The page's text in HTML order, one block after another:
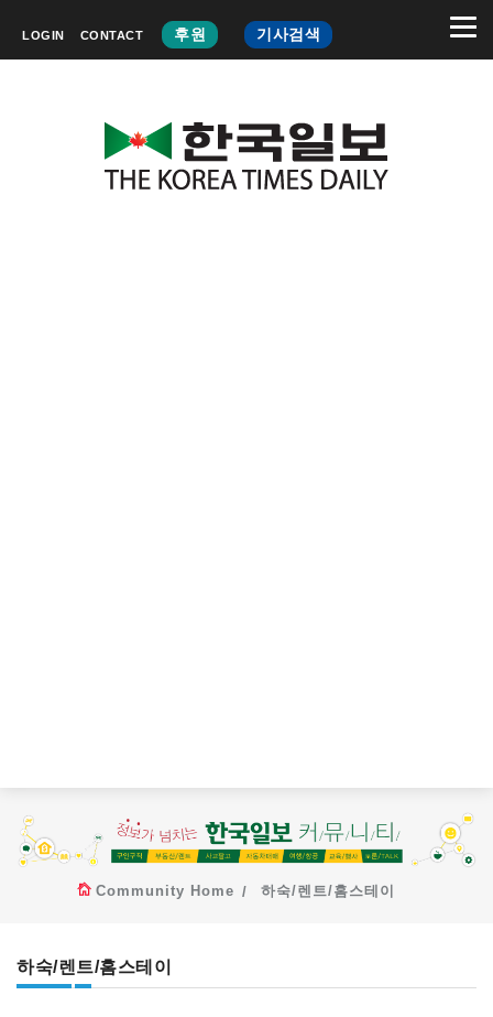
LOGIN CONTACT 후원 기사검색
Community Home 하숙/렌트/홈스테이
하숙/렌트/홈스테이